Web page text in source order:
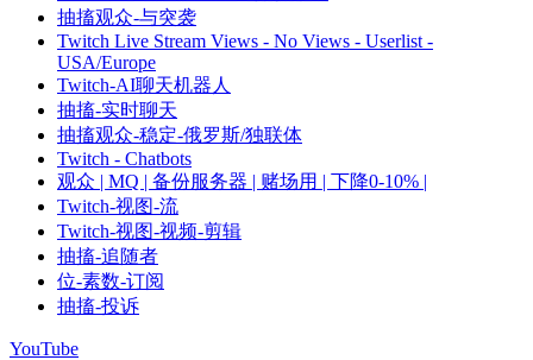
抽搐观众-与突袭
Twitch Live Stream Views - No Views - Userlist -
USA/Europe
Twitch-AI聊天机器人
抽搐-实时聊天
抽搐观众-稳定-俄罗斯/独联体
Twitch - Chatbots
观众 | MQ | 备份服务器 | 赌场用 | 下降0-10% |
Twitch-视图-流
Twitch-视图-视频-剪辑
抽搐-追随者
位-素数-订阅
抽搐-投诉
YouTube